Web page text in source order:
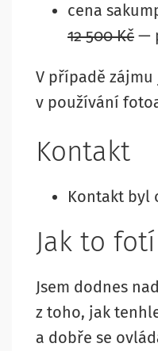
cena
12 500 Kč —
V případě
v používání
Kontakt
Kontakt byl
Jak to fotí
Jsem dodnes
z toho, jak
a dobře se